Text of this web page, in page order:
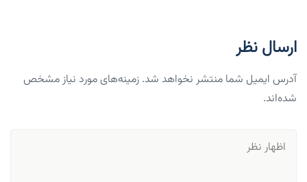
ارسال نظر
آدرس ایمیل شما منتشر نخواهد شد. زمینه‌های مورد نیاز مشخص
شده‌اند.